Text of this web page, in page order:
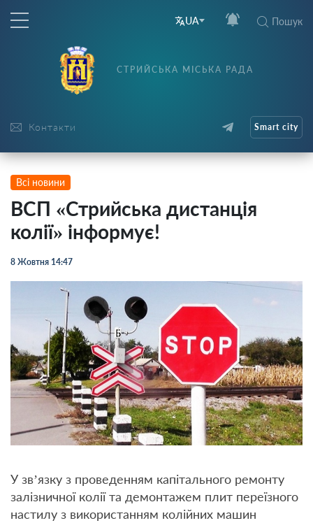
UA Пошук
Контакти
СТРИЙСЬКА МІСЬКА РАДА
Smart city
Всі новини
ВСП «Стрийська дистанція
колії» інформує!
8 Жовтня 14:47
У зв’язку з проведенням капітального ремонту
залізничної колії та демонтажем плит переїзного
настилу з використанням колійних машин